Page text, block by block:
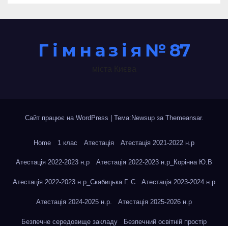
Г і м н а з і я № 87
Сайт працює на WordPress Тема:Newsup за Themeansar.
Home 1 клас Атестація Атестація 2021-2022 н.р
Атестація 2022-2023 н.р Атестація 2022-2023 н.р_Корінна Ю.В
Атестація 2022-2023 н.р_Скабицька Г. С Атестація 2023-2024 н.р
Атестація 2024-2025 н.р. Атестація 2025-2026 н.р
Безпечне середовище закладу Безпечний освітній простір